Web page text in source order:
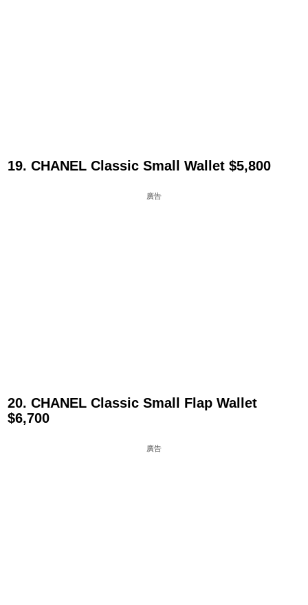
19. CHANEL Classic Small Wallet $5,800
廣告
20. CHANEL Classic Small Flap Wallet
$6,700
廣告